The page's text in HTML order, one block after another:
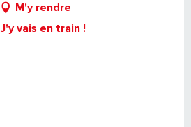
M'y rendre
J'y vais en train !